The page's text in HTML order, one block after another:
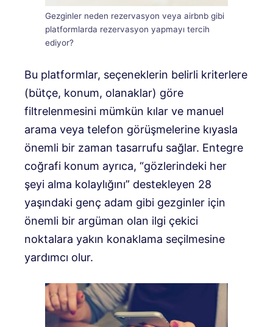
Gezginler neden rezervasyon veya airbnb gibi
platformlarda rezervasyon yapmayı tercih
ediyor?
Bu platformlar, seçeneklerin belirli kriterlere
(bütçe, konum, olanaklar) göre
filtrelenmesini mümkün kılar ve manuel
arama veya telefon görüşmelerine kıyasla
önemli bir zaman tasarrufu sağlar. Entegre
coğrafi konum ayrıca, “gözlerindeki her
şeyi alma kolaylığını” destekleyen 28
yaşındaki genç adam gibi gezginler için
önemli bir argüman olan ilgi çekici
noktalara yakın konaklama seçilmesine
yardımcı olur.